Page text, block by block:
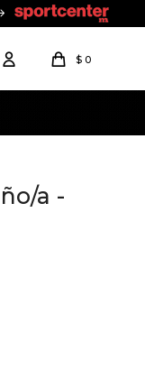
$ 0
a -